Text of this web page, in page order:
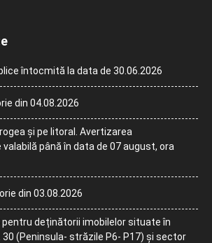
întocmită la data de 30.06.2026
din 04.08.2026
și pe litoral. Avertizarea
până în data de 07 august, ora
din 03.08.2026
pentru deținătorii imobilelor situate în
(Peninsula- străzile P6- P17) și sector